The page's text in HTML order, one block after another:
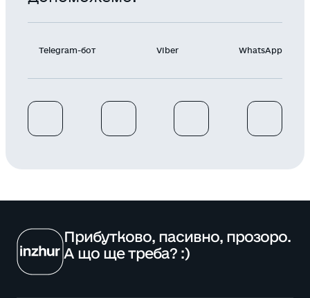
Telegram-бот Viber WhatsApp
Прибутково, пасивно, прозоро.
А що ще треба? :)